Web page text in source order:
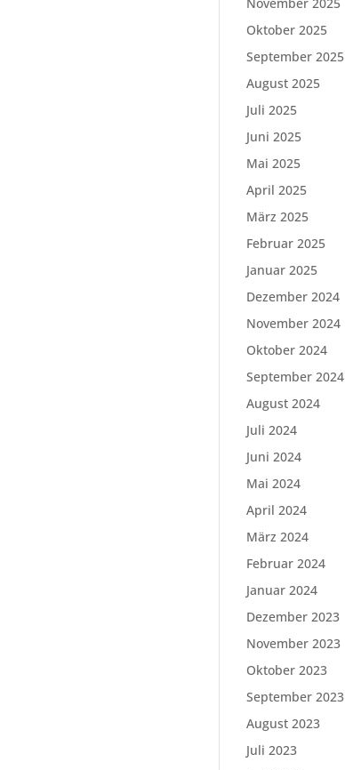
Oktober 2025
September 2025
August 2025
Juli 2025
Juni 2025
Mai 2025
April 2025
März 2025
Februar 2025
Januar 2025
Dezember 2024
November 2024
Oktober 2024
September 2024
August 2024
Juli 2024
Juni 2024
Mai 2024
April 2024
März 2024
Februar 2024
Januar 2024
Dezember 2023
November 2023
Oktober 2023
September 2023
August 2023
Juli 2023